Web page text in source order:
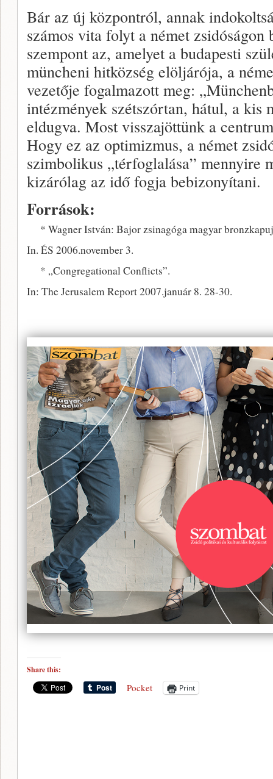
Bár az új központról, annak
számos vita folyt a német zsidóságon
szempont az, amelyet a budapesti
müncheni hitközség elöljárója, a
vezetője fogalmazott meg:
intézmények szétszórtan, hátul, a kis
eldugva. Most visszajöttünk a
Hogy ez az optimizmus, a német
szimbolikus „térfoglalása” mennyire
kizárólag az idő fogja bebizonyítani.
Források:
* Wagner István: Bajor zsinagóga magyar
In. ÉS 2006.november 3.
* „Congregational Conflicts”.
In: The Jerusalem Report 2007.január 8. 28-30.
Share this:
Pocket Print